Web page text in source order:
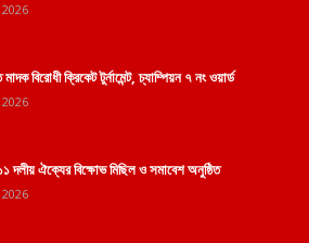
মাদক বিরোধী ক্রিকেট টুর্নামেন্ট, চ্যাম্পিয়ন ৭ নং ওয়ার্ড
দলীয় ঐক্যের বিক্ষোভ মিছিল ও সমাবেশ অনুষ্ঠিত